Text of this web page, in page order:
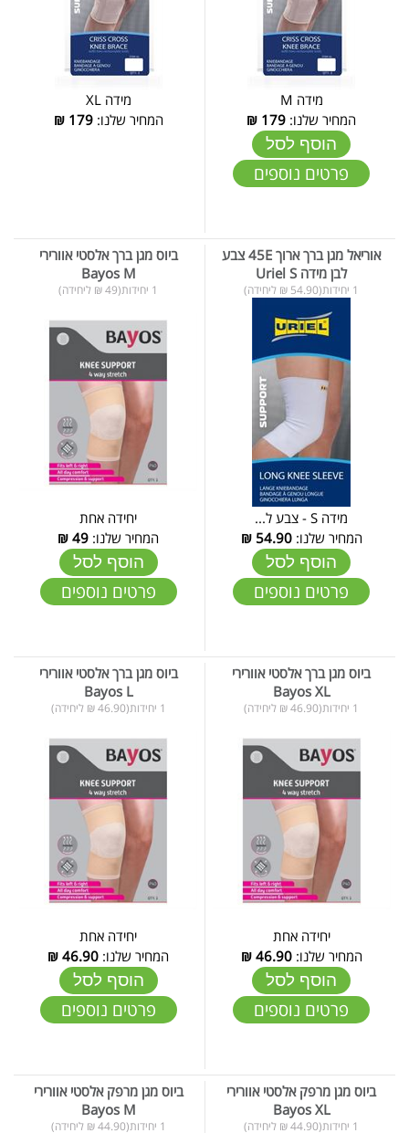
מידה M
המחיר שלנו: 179
₪
הוסף לסל
פרטים נוספים
מידה XL
המחיר שלנו:179
₪
אוריאל מגן ברך ארוך 45E צבע
לבן מידה Uriel S
1 יחידות(54.90 ₪ ליחידה)
מידה S - צבע ל...
המחיר שלנו:54.90
₪
הוסף לסל
פרטים נוספים
ביוס מגן ברך אלסטי אוורירי
Bayos M
1 יחידות(49 ₪ ליחידה)
יחידה אחת
המחיר שלנו: 49
₪
הוסף לסל
פרטים נוספים
ביוס מגן ברך אלסטי אוורירי
Bayos XL
1 יחידות(46.90 ₪ ליחידה)
יחידה אחת
המחיר שלנו:46.90
₪
הוסף לסל
פרטים נוספים
ביוס מגן ברך אלסטי אוורירי
Bayos L
1 יחידות(46.90 ₪ ליחידה)
יחידה אחת
המחיר שלנו: 46.90
₪
הוסף לסל
פרטים נוספים
ביוס מגן מרפק אלסטי אוורירי
Bayos XL
1 יחידות(44.90 ₪ ליחידה)
ביוס מגן מרפק אלסטי אוורירי
Bayos M
1 יחידות(44.90 ₪ ליחידה)